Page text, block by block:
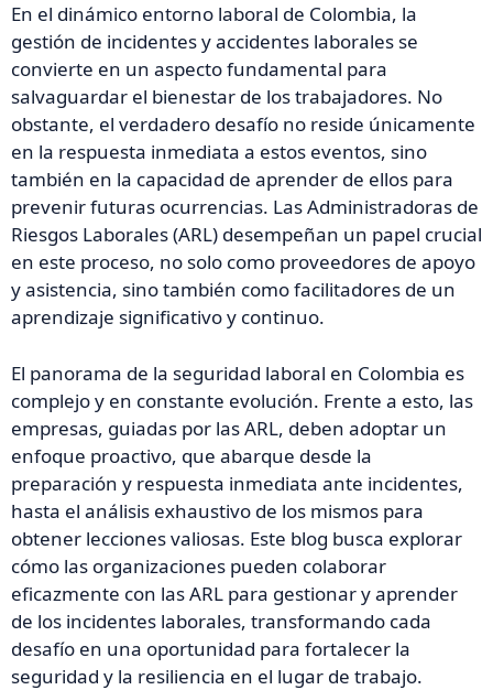
En el dinámico entorno laboral de Colombia, la
gestión de incidentes y accidentes laborales se
convierte en un aspecto fundamental para
salvaguardar el bienestar de los trabajadores. No
obstante, el verdadero desafío no reside únicamente
en la respuesta inmediata a estos eventos, sino
también en la capacidad de aprender de ellos para
prevenir futuras ocurrencias. Las Administradoras de
Riesgos Laborales (ARL) desempeñan un papel crucial
en este proceso, no solo como proveedores de apoyo
y asistencia, sino también como facilitadores de un
aprendizaje significativo y continuo.
El panorama de la seguridad laboral en Colombia es
complejo y en constante evolución. Frente a esto, las
empresas, guiadas por las ARL, deben adoptar un
enfoque proactivo, que abarque desde la
preparación y respuesta inmediata ante incidentes,
hasta el análisis exhaustivo de los mismos para
obtener lecciones valiosas. Este blog busca explorar
cómo las organizaciones pueden colaborar
eficazmente con las ARL para gestionar y aprender
de los incidentes laborales, transformando cada
desafío en una oportunidad para fortalecer la
seguridad y la resiliencia en el lugar de trabajo.